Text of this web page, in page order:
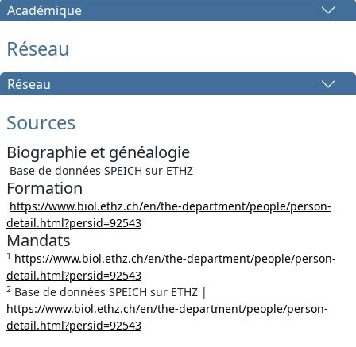
Académique
Réseau
Réseau
Sources
Biographie et généalogie
Base de données SPEICH sur ETHZ
Formation
https://www.biol.ethz.ch/en/the-department/people/person-
detail.html?persid=92543
Mandats
1 https://www.biol.ethz.ch/en/the-department/people/person-
detail.html?persid=92543
2 Base de données SPEICH sur ETHZ |
https://www.biol.ethz.ch/en/the-department/people/person-
detail.html?persid=92543